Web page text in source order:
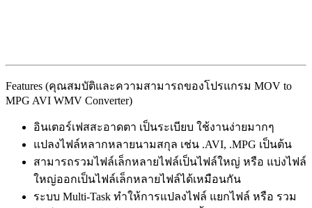
Features (คุณสมบัติและความสามารถของโปรแกรม MOV to
MPG AVI WMV Converter)
อินเตอร์เฟสสะอาดตา เป็นระเบียบ ใช้งานง่ายมากๆ
แปลงไฟล์หลากหลายนามสกุล เช่น .AVI, .MPG เป็นต้น
สามารถรวมไฟล์เล็กหลายไฟล์เป็นไฟล์ใหญ่ หรือ แบ่งไฟล์
ใหญ่ออกเป็นไฟล์เล็กหลายไฟล์ได้เหมือนกัน
ระบบ Multi-Task ทำให้การแปลงไฟล์ แยกไฟล์ หรือ รวม